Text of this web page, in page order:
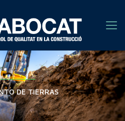
DE TIERRAS
S A Y O S